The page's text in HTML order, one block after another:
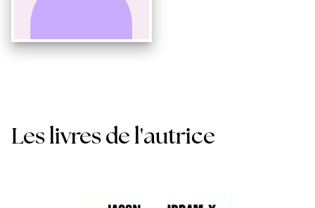
Les livres de l'autrice